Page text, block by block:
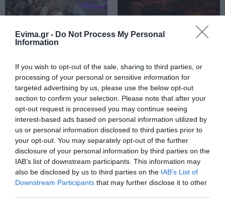
Evima.gr - Do Not Process My Personal
Information
If you wish to opt-out of the sale, sharing to third parties, or
processing of your personal or sensitive information for
targeted advertising by us, please use the below opt-out
section to confirm your selection. Please note that after your
opt-out request is processed you may continue seeing
interest-based ads based on personal information utilized by
us or personal information disclosed to third parties prior to
your opt-out. You may separately opt-out of the further
disclosure of your personal information by third parties on the
IAB’s list of downstream participants. This information may
also be disclosed by us to third parties on the IAB’s List of
Downstream Participants that may further disclose it to other
07.08.2026 | 20:00
Μητέρα και γιος οι νεκροί από τη
σύγκρουση αυτοκινήτου με
φορτηγό
07.08.2026 | 19:40
Ράγισαν καρδιές στην Εύβοια: Το
τελευταίο «αντίο» στον 36χρονο
επιχειρηματία
07.08.2026 | 19:10
Νέο επίδομα 600 ευρώ για
σπουδαστές: Οι δικαιούχοι
Μεγάλο πανηγύρι στην
(pics&vid)
του 2021
Εύβοια: Γυναίκα έπεσε
θύμα διαδικτυακής
απάτης – Πλήρωσε για
Τραγωδία στην Εύβοια:
Άνδρας ανασύρθηκε
χωρίς τις αισθήσεις του